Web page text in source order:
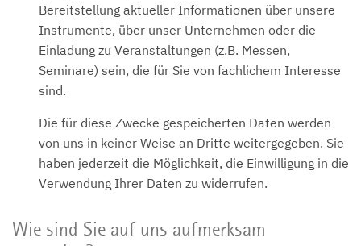
Bereitstellung aktueller Informationen über unsere
Instrumente, über unser Unternehmen oder die
Einladung zu Veranstaltungen (z.B. Messen,
Seminare) sein, die für Sie von fachlichem Interesse
sind.
Die für diese Zwecke gespeicherten Daten werden
von uns in keiner Weise an Dritte weitergegeben. Sie
haben jederzeit die Möglichkeit, die Einwilligung in die
Verwendung Ihrer Daten zu widerrufen.
Wie sind Sie auf uns aufmerksam